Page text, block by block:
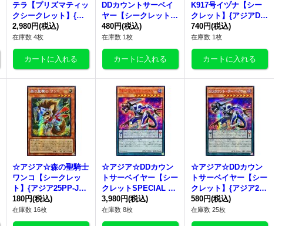
テラ【プリズマティッ
クシークレット】{ア
ジアDUAD-JP011}
《モンスター》
2,980円(税込)
在庫数 4枚
DDカウントサーベイ
ヤー【シークレット】
{アジア25PP-JP014}
《モンスター》
480円(税込)
在庫数 1枚
K917号イヅナ【シー
クレット】{アジアDB
JH-JP031}《モンスタ
ー》
740円(税込)
在庫数 1枚
☆アジア☆森の聖騎士
ワンコ【シークレッ
ト】{アジア25PP-JP0
08}《モンスター》
180円(税込)
在庫数 16枚
☆アジア☆DDカウン
トサーベイヤー【シー
クレットSPECIAL RE
D Ver.】{アジア25PP-
JP014}《モンスタ
ー》
3,980円(税込)
在庫数 8枚
☆アジア☆DDカウン
トサーベイヤー【シー
クレット】{アジア25
PP-JP014}《モンスタ
ー》
580円(税込)
在庫数 25枚